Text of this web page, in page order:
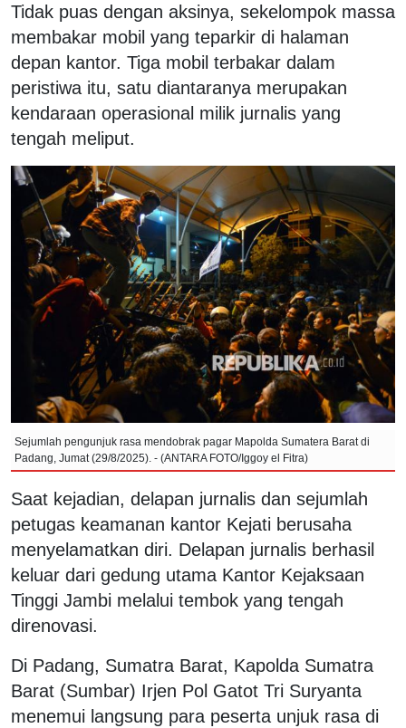
Tidak puas dengan aksinya, sekelompok massa
membakar mobil yang teparkir di halaman
depan kantor. Tiga mobil terbakar dalam
peristiwa itu, satu diantaranya merupakan
kendaraan operasional milik jurnalis yang
tengah meliput.
Sejumlah pengunjuk rasa mendobrak pagar Mapolda Sumatera Barat di
Padang, Jumat (29/8/2025). - (ANTARA FOTO/Iggoy el Fitra)
Saat kejadian, delapan jurnalis dan sejumlah
petugas keamanan kantor Kejati berusaha
menyelamatkan diri. Delapan jurnalis berhasil
keluar dari gedung utama Kantor Kejaksaan
Tinggi Jambi melalui tembok yang tengah
direnovasi.
Di Padang, Sumatra Barat, Kapolda Sumatra
Barat (Sumbar) Irjen Pol Gatot Tri Suryanta
menemui langsung para peserta unjuk rasa di